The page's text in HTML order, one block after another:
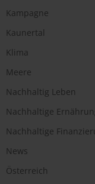
Kampagne
Kaunertal
Klima
Meere
Nachhaltig Leben
Nachhaltige
Nachhaltige
News
Österreich